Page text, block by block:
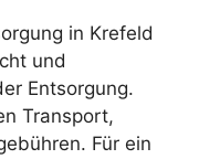
in Krefeld
und
Entsorgung.
Transport,
Für ein